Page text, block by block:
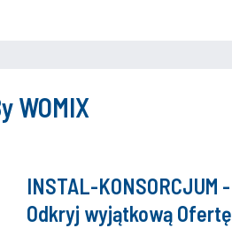
WOMIX
INSTAL-KONSORCJUM -
Odkryj wyjątkową Ofertę